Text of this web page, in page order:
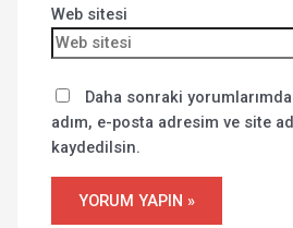
Web sitesi
Daha sonraki
adım, e-posta adresim ve site
kaydedilsin.